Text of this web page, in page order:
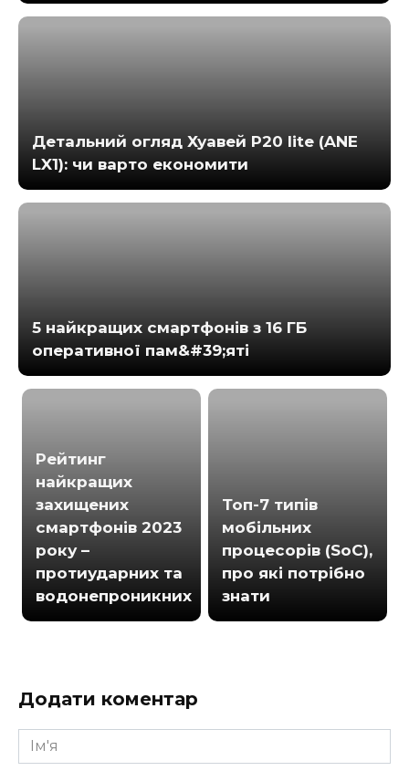
Детальний огляд Хуавей Р20 lite (ANE
LX1): чи варто економити
5 найкращих смартфонів з 16 ГБ
оперативної пам&#39;яті
Рейтинг
найкращих
захищених
смартфонів 2023
року –
протиударних та
водонепроникних
Топ-7 типів
мобільних
процесорів (SoC),
про які потрібно
знати
Додати коментар
Ім'я
*